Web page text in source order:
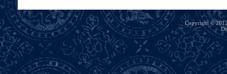
Copyright ©